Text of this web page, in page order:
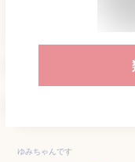
ゆみちゃんです